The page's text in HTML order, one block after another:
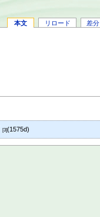
本文 リロード 差分
[3](1575d)